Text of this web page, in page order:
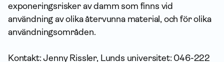
exponeringsrisker av damm som finns vid
användning av olika återvunna material, och för olika
användningsområden.
Kontakt: Jenny Rissler, Lunds universitet: 046-222